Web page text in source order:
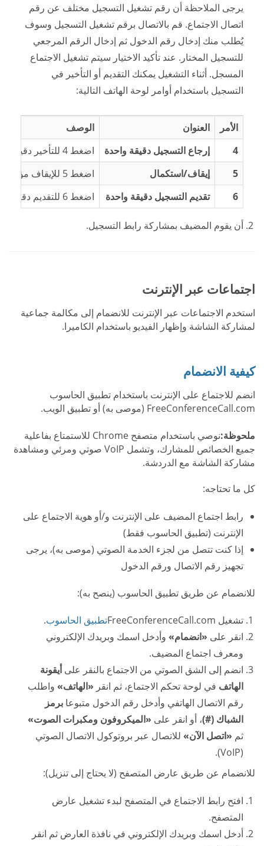
يرجى الملاحظة أن رقم تشغيل التسجيل مختلف عن رقم
اتصال الاجتماع. قم بالاتصال برقم تشغيل التسجيل وسوف
يُطلب منك إدخال رقم الدخول ثم إدخال الرقم المرجعي
للتسجيل المختار. عند تأكيد الاختيار سيتم تشغيل الاجتماع
المسجل. أثناء التشغيل يمكنك التقديم أو التأخير في
التسجيل باستخدام أوامر لوحة الهاتف التالية:
الأمر العنوان
الوصف
4
إرجاع التسجيل دقيقة واحدة
اضغط 4 للتأخير دقيقة واحدة.
5
إيقاف/استكمال
اضغط 5 للإيقاف مؤقتا، اضغط 5 مرة أخرى لإعادة التشغيل.
6
تقديم التسجيل دقيقة واحدة اضغط 6 للتقديم دقيقة واحدة.
أن يقوم المضيف بمشاركة رابط التسجيل.
اجتماعات عبر الإنترنت
استخدم الاجتماعات عبر الإنترنت للانضمام إلى مكالمة جماعية
لمشاركة الشاشة وإظهار الفيديو باستخدام الكاميرا.
كيفية الانضمام
انضم للاجتماع على الإنترنت باستخدام تطبيق الحاسوب
FreeConferenceCall.com (موصى به) أو تطبيق الويب.
ملحوظة:
نوصي باستخدام متصفح Chrome للاستمتاع بفاعلية
جميع الخصائص للمشارك، وتشمل VoIP صوتي ومرئي ومشاهدة
مشاركة الشاشة مع الدردشة.
كل ما تحتاجه:
رابط اجتماع المضيف على الإنترنت و/أو هوية الاجتماع على
الإنترنت (تطبيق الحاسوب فقط)
إذا كنت تتصل من لجزء الخدمة الصوتي (موصى به)، يرجى
تجهيز رقم الاتصال ورقم الدخول
للانضمام عن طريق تطبيق الحاسوب (ينصح به):
تشغيل FreeConferenceCall.com تطبيق الحاسوب.
انقر على «انضمام» وأدخل اسمك وبريدك الإلكتروني
ومعرف اجتماع المضيف.
انضم إلى الشق الصوتي من الاجتماع بالنقر علىأيقونة
الهاتف في لوحة تحكم الاجتماع، ثم انقر «الهاتف» واطلب
رقم الاتصال الهاتفي وأدخل رقم الدخول متبوعا برمز
الشباك (#)، أو انقر على «الميكروفون ومكبرات الصوت»
ثم «اتصل الآن» للاتصال عبر بروتوكول الاتصال الصوتي
(VoIP).
للانضمام عن طريق عارض المتصفح (لا يحتاج إلى تنزيل):
افتح رابط الاجتماع في المتصفح لبدء تشغيل عارض
المتصفح.
أدخل اسمك وبريدك الإلكتروني في نافذة العارض ثم انقر